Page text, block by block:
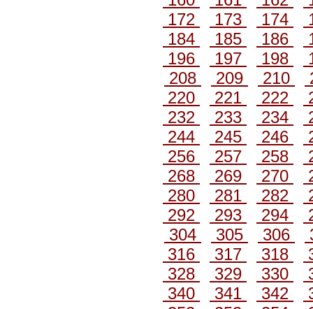
172
173 174
184
185 186
196
197 198
208
209 210
220
221 222
232
233 234
244
245 246
256
257 258
268
269 270
280
281 282
292
293 294
304
305 306
316
317 318
328
329 330
340
341 342